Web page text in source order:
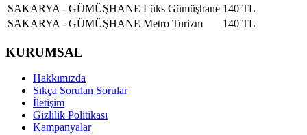
SAKARYA - GÜMÜŞHANE Lüks Gümüşhane 140 TL
SAKARYA - GÜMÜŞHANE Metro Turizm 140 TL
KURUMSAL
Hakkımızda
Sıkça Sorulan Sorular
İletişim
Gizlilik Politikası
Kampanyalar